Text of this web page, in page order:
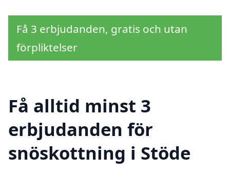
Få 3 erbjudanden, gratis och utan
förpliktelser
Få alltid minst 3
erbjudanden för
snöskottning i Stöde